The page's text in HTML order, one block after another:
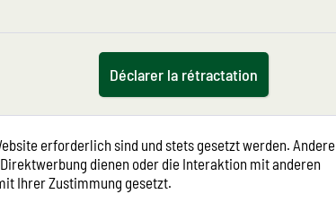
Déclarer la rétractation
erforderlich sind und stets gesetzt werden. Andere
dienen oder die Interaktion mit anderen
Ihrer Zustimmung gesetzt.